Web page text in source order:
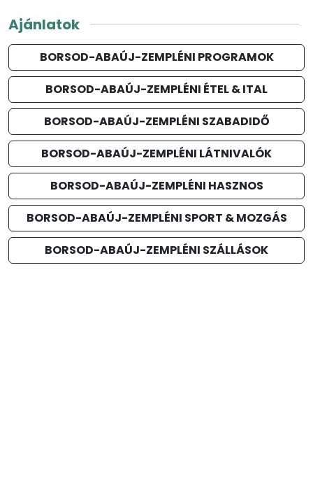
Ajánlatok
BORSOD-ABAÚJ-ZEMPLÉNI PROGRAMOK
BORSOD-ABAÚJ-ZEMPLÉNI ÉTEL & ITAL
BORSOD-ABAÚJ-ZEMPLÉNI SZABADIDŐ
BORSOD-ABAÚJ-ZEMPLÉNI LÁTNIVALÓK
BORSOD-ABAÚJ-ZEMPLÉNI HASZNOS
BORSOD-ABAÚJ-ZEMPLÉNI SPORT & MOZGÁS
BORSOD-ABAÚJ-ZEMPLÉNI SZÁLLÁSOK